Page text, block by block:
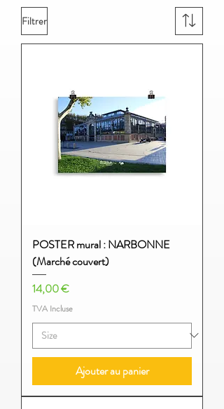
Filtrer
POSTER mural : NARBONNE
(Marché couvert)
Prix
14,00 €
TVA Incluse
Ajouter au panier